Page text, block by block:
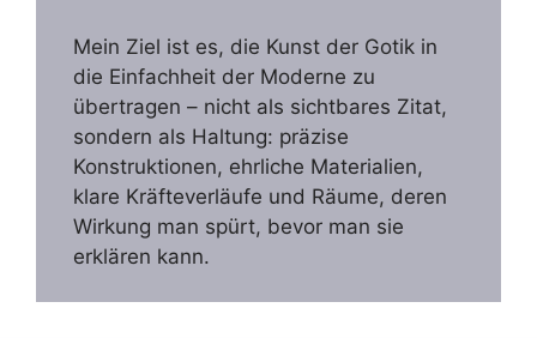
Mein Ziel ist es, die Kunst der Gotik in
die Einfachheit der Moderne zu
übertragen – nicht als sichtbares Zitat,
sondern als Haltung: präzise
Konstruktionen, ehrliche Materialien,
klare Kräfteverläufe und Räume, deren
Wirkung man spürt, bevor man sie
erklären kann.